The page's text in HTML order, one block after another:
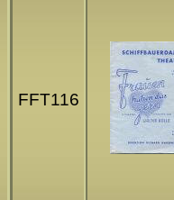
FFT116